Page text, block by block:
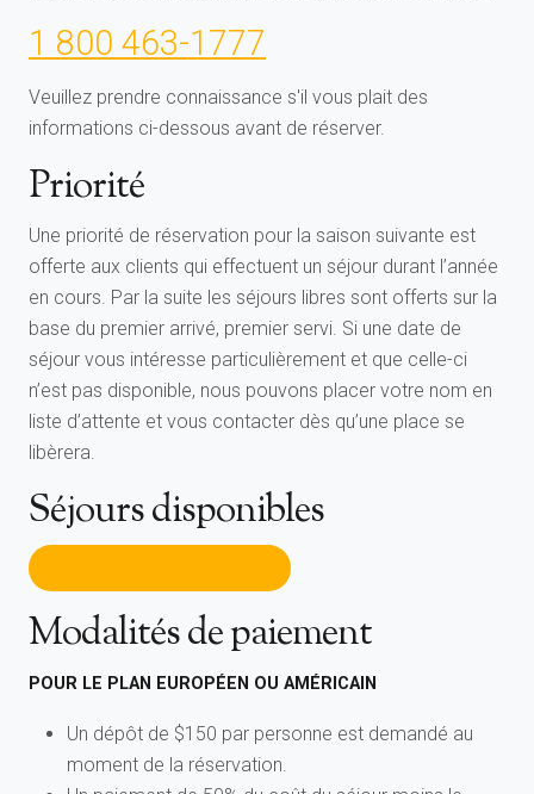
1 800 463-1777
Veuillez prendre connaissance s'il vous plait des
informations ci-dessous avant de réserver.
Priorité
Une priorité de réservation pour la saison suivante est
offerte aux clients qui effectuent un séjour durant l’année
en cours. Par la suite les séjours libres sont offerts sur la
base du premier arrivé, premier servi. Si une date de
séjour vous intéresse particulièrement et que celle-ci
n’est pas disponible, nous pouvons placer votre nom en
liste d’attente et vous contacter dès qu’une place se
libèrera.
Séjours disponibles
Modalités de paiement
POUR LE PLAN EUROPÉEN OU AMÉRICAIN
Un dépôt de $150 par personne est demandé au
moment de la réservation.